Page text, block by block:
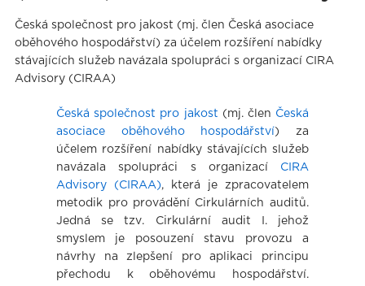
Česká společnost pro jakost (mj. člen Česká asociace
oběhového hospodářství) za účelem rozšíření nabídky
stávajících služeb navázala spolupráci s organizací CIRA
Advisory (CIRAA)
Česká společnost pro jakost (mj. člen Česká
asociace oběhového hospodářství) za
účelem rozšíření nabídky stávajících služeb
navázala spolupráci s organizací CIRA
Advisory (CIRAA), která je zpracovatelem
metodik pro provádění Cirkulárních auditů.
Jedná se tzv. Cirkulární audit I. jehož
smyslem je posouzení stavu provozu a
návrhy na zlepšení pro aplikaci principu
přechodu k oběhovému hospodářství.